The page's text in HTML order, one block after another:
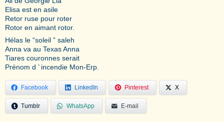
Elisa est en asile
Retor ruse pour roter
Rotor en aimant rotor.
Hélas le “soleil ” saleh
Anna va au Texas Anna
Tiares couronnes serait
Prénom d ’ incendie Mon-Erp.
Facebook LinkedIn Pinterest X
Tumblr WhatsApp E-mail